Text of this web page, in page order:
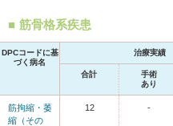
筋骨格系疾患
DPCコードに基
づく病名
治療実績
合計
手術
あり
筋拘縮・萎
縮（その
12 -